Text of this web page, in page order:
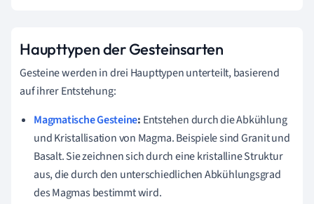
Haupttypen der Gesteinsarten
Gesteine werden in drei Haupttypen unterteilt, basierend
auf ihrer Entstehung:
Magmatische Gesteine: Entstehen durch die Abkühlung
und Kristallisation von Magma. Beispiele sind Granit und
Basalt. Sie zeichnen sich durch eine kristalline Struktur
aus, die durch den unterschiedlichen Abkühlungsgrad
des Magmas bestimmt wird.